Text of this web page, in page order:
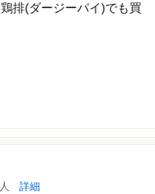
排(ダージーパイ)でも買
詳細